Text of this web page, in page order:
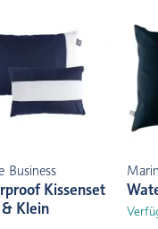
Business
Kissenset
Klein